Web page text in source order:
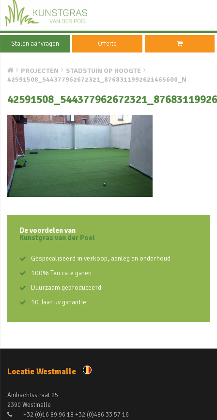
Stalen aanvragen Offerte
PROJECTEN
STADSTUIN OP HOOGTE
42591508_544377962672321_8768311992621465600_N
De voordelen van
Kunstgras van der Poel
Gespecaliseerd in verkoop, aanleg en onderhoud
100% Ten cate garen
Duurzaam geproduceerd
10 Jaar uv garantie
Locatie Westmalle
Ambachtsstraat 25
2390 Westmalle
+32 (0)16 89 96 18 +32 (0)486 33 57 16